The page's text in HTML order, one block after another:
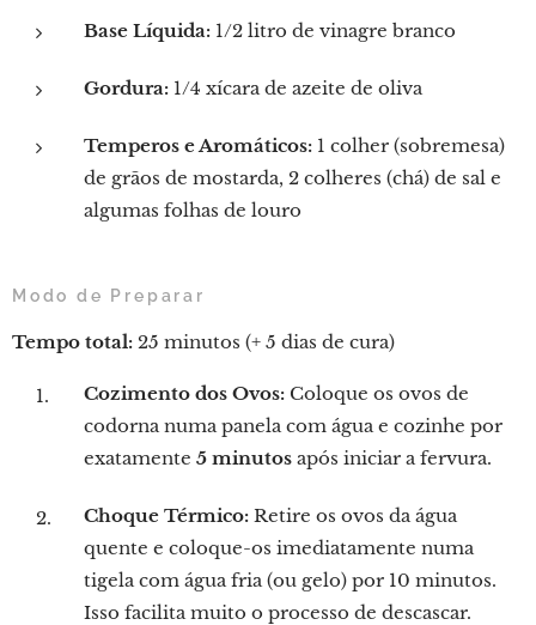
Base Líquida: 1/2 litro de vinagre branco
Gordura: 1/4 xícara de azeite de oliva
Temperos e Aromáticos: 1 colher (sobremesa)
de grãos de mostarda, 2 colheres (chá) de sal e
algumas folhas de louro
Modo de Preparar
Tempo total: 25 minutos (+ 5 dias de cura)
Cozimento dos Ovos: Coloque os ovos de
codorna numa panela com água e cozinhe por
exatamente 5 minutos após iniciar a fervura.
Choque Térmico: Retire os ovos da água
quente e coloque-os imediatamente numa
tigela com água fria (ou gelo) por 10 minutos.
Isso facilita muito o processo de descascar.